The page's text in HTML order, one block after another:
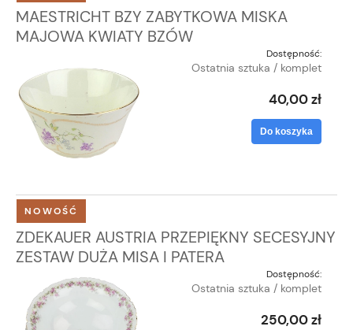
MAESTRICHT BZY ZABYTKOWA MISKA
MAJOWA KWIATY BZÓW
Dostępność:
Ostatnia sztuka / komplet
40,00 zł
Do koszyka
ZDEKAUER AUSTRIA PRZEPIĘKNY SECESYJNY
ZESTAW DUŻA MISA I PATERA
Dostępność:
Ostatnia sztuka / komplet
250,00 zł
NOWOŚĆ